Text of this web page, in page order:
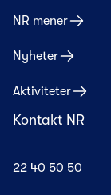
NR mener
Nyheter
Aktiviteter
Kontakt NR
22 40 50 50